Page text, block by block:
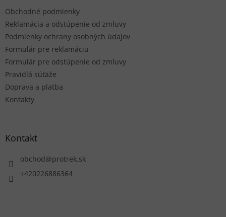
r
v
v
Obchodné podmienky
Reklamácia a odstúpenie od zmluvy
Podmienky ochrany osobných údajov
Formulár pre reklamáciu
Formulár pre odstúpenie od zmluvy
Pravidlá súťaže
Doprava a platba
Kontakty
Kontakt
obchod@protrek.sk
+420226886364